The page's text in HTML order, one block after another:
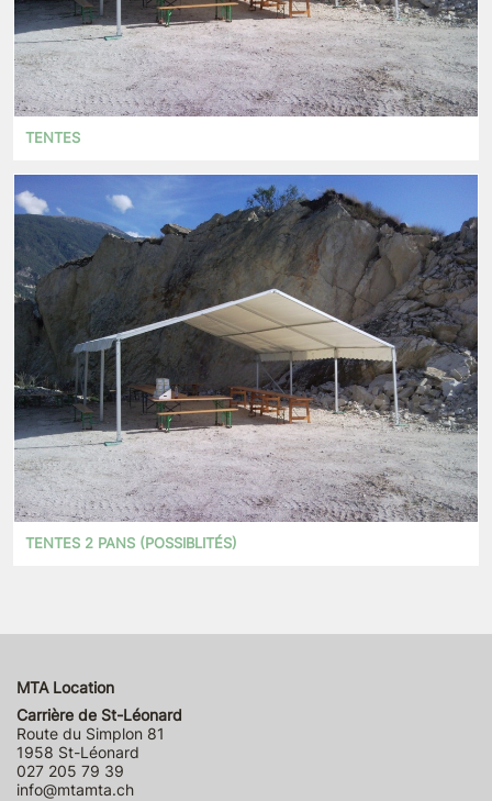
TENTES
TENTES 2 PANS (POSSIBLITÉS)
MTA Location
Carrière de St-Léonard
Route du Simplon 81
1958 St-Léonard
027 205 79 39
info@mtamta.ch